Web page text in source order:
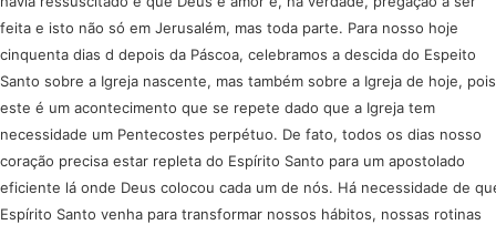
feita e isto não só em Jerusalém, mas toda parte. Para nosso hoje
cinquenta dias d depois da Páscoa, celebramos a descida do Espeito
Santo sobre a Igreja nascente, mas também sobre a Igreja de hoje, pois
este é um acontecimento que se repete dado que a Igreja tem
necessidade um Pentecostes perpétuo. De fato, todos os dias nosso
coração precisa estar repleta do Espírito Santo para um apostolado
eficiente lá onde Deus colocou cada um de nós. Há necessidade de
Espírito Santo venha para transformar nossos hábitos, nossas rotinas